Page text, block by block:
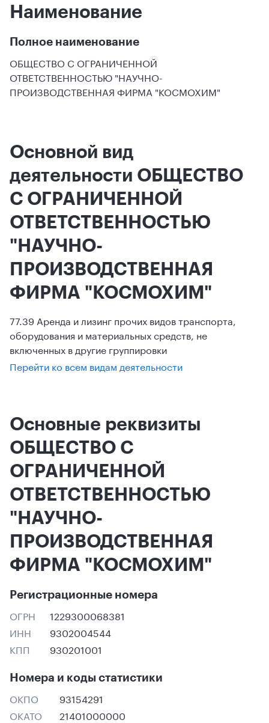
Наименование
Полное наименование
ОБЩЕСТВО С ОГРАНИЧЕННОЙ
ОТВЕТСТВЕННОСТЬЮ "НАУЧНО-
ПРОИЗВОДСТВЕННАЯ ФИРМА "КОСМОХИМ"
Основной вид
деятельности ОБЩЕСТВО
С ОГРАНИЧЕННОЙ
ОТВЕТСТВЕННОСТЬЮ
"НАУЧНО-
ПРОИЗВОДСТВЕННАЯ
ФИРМА "КОСМОХИМ"
77.39 Аренда и лизинг прочих видов транспорта,
оборудования и материальных средств, не
включенных в другие группировки
Перейти ко всем видам деятельности
Основные реквизиты
ОБЩЕСТВО С
ОГРАНИЧЕННОЙ
ОТВЕТСТВЕННОСТЬЮ
"НАУЧНО-
ПРОИЗВОДСТВЕННАЯ
ФИРМА "КОСМОХИМ"
Регистрационные номера
ОГРН
1229300068381
ИНН
9302004544
КПП
930201001
Номера и коды статистики
ОКПО
93154291
ОКАТО
21401000000